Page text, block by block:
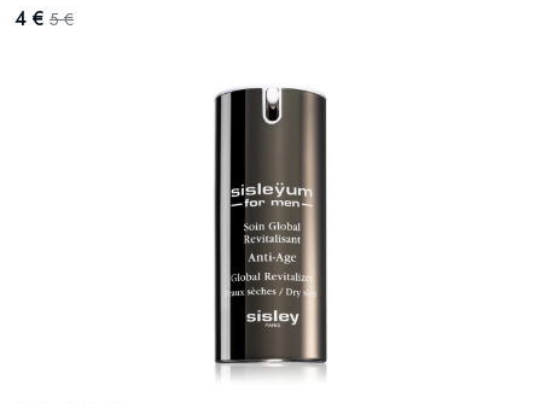
4 € 5 €